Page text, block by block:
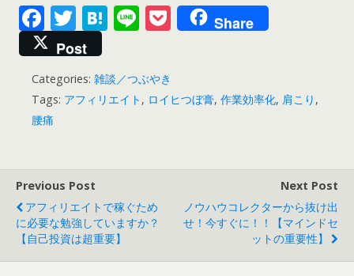
F
ac
e
b
o
T
w
itt
er
H
e
n
Li
e
P
et
Share
Post
Categories: 雑談／つぶやき
Tags: アフィリエイト , ロイヒつぼ膏, 作業効率化, 肩こり ,
腰痛
Previous Post
アフィリエイトで稼ぐため
に必要な勉強していますか？
【自己投資は超重要】
Next Post
ノウハウコレクターから抜け出
せ！今すぐに！！【マインドセ
ットの重要性】